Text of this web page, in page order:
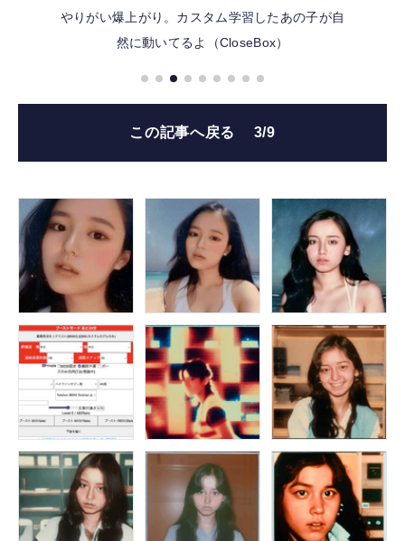
やりがい爆上がり。カスタム学習したあの子が自
然に動いてるよ（CloseBox）
この記事へ戻る 3/9